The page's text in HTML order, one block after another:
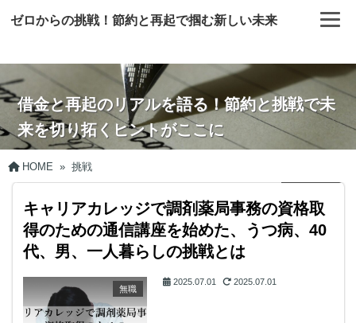
ゼロからの挑戦！節約と再起で掴む新しい未来
借金と再起のリアルを語る！節約と挑戦で未
来を切り拓くヒントがここに
HOME » 挑戦
キャリアカレッジで調剤薬局事務の資格取
得のための通信講座を始めた、うつ病、40
代、男、一人暮らしの挑戦とは
無職
2025.07.01 2025.07.01